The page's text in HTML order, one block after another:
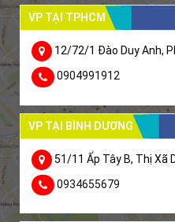
VP TẠI TPHCM
12/72/1 Đào Duy Anh,
0904991912
VP TẠI BÌNH DƯƠNG
51/11 Ấp Tây B, Thị Xã
0934655679